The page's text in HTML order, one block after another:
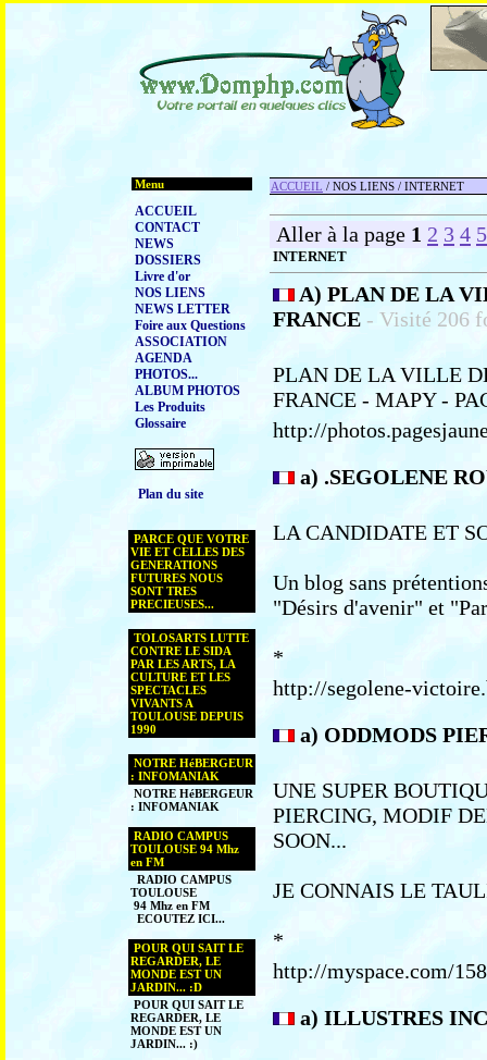
Menu
ACCUEIL
CONTACT
NEWS
DOSSIERS
Livre d'or
NOS LIENS
NEWS LETTER
Foire aux Questions
ASSOCIATION
AGENDA
PHOTOS...
ALBUM PHOTOS
Les Produits
Glossaire
Plan du site
PARCE QUE VOTRE
VIE ET CELLES DES
GENERATIONS
FUTURES NOUS
SONT TRES
PRECIEUSES...
TOLOSARTS LUTTE
CONTRE LE SIDA
PAR LES ARTS, LA
CULTURE ET LES
SPECTACLES
VIVANTS A
TOULOUSE DEPUIS
1990
NOTRE HéBERGEUR
: INFOMANIAK
NOTRE HéBERGEUR
: INFOMANIAK
RADIO CAMPUS
TOULOUSE 94 Mhz
en FM
RADIO CAMPUS
TOULOUSE
94 Mhz en FM
ECOUTEZ ICI...
POUR QUI SAIT LE
REGARDER, LE
MONDE EST UN
JARDIN... :D
POUR QUI SAIT LE
REGARDER, LE
MONDE EST UN
JARDIN... :)
ACCUEIL / NOS LIENS / INTERNET
Aller à la page 1 2 3 4 5
INTERNET
A) PLAN DE LA
FRANCE - Visité 206
PLAN DE LA VILLE
FRANCE - MAPY -
http://
a) .SEGOLENE
LA CANDIDATE ET
Un blog sans
"Désirs d'avenir" et
*
http://segolene-
a) ODDMODS
UNE SUPER
PIERCING, MODIF
SOON...
JE CONNAIS LE
*
http://myspace.com/
a) ILLUSTRES